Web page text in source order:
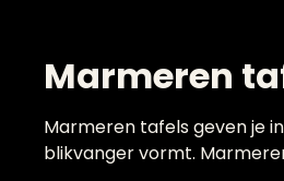
Marmeren
Marmeren tafels geven je
blikvanger vormt.